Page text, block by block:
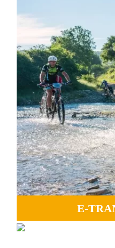
sinueuses
PLUS
E-
Idéal pour profiter de tous les